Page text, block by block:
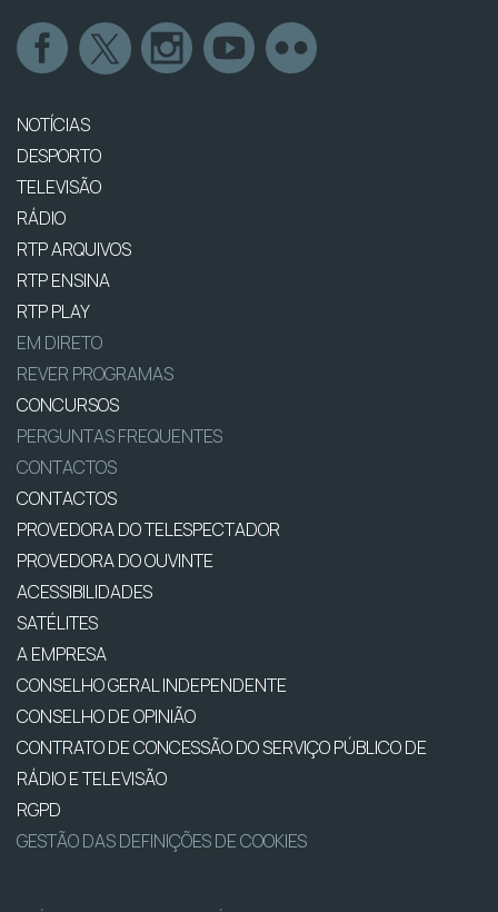
NOTÍCIAS
DESPORTO
TELEVISÃO
RÁDIO
RTP ARQUIVOS
RTP ENSINA
RTP PLAY
EM DIRETO
REVER PROGRAMAS
CONCURSOS
PERGUNTAS FREQUENTES
CONTACTOS
CONTACTOS
PROVEDORA DO TELESPECTADOR
PROVEDORA DO OUVINTE
ACESSIBILIDADES
SATÉLITES
A EMPRESA
CONSELHO GERAL INDEPENDENTE
CONSELHO DE OPINIÃO
CONTRATO DE CONCESSÃO DO SERVIÇO PÚBLICO DE
RÁDIO E TELEVISÃO
RGPD
GESTÃO DAS DEFINIÇÕES DE COOKIES